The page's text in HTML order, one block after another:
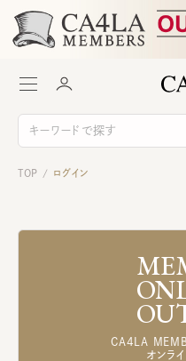
TOP / ログイン
CA4LA
オンラ